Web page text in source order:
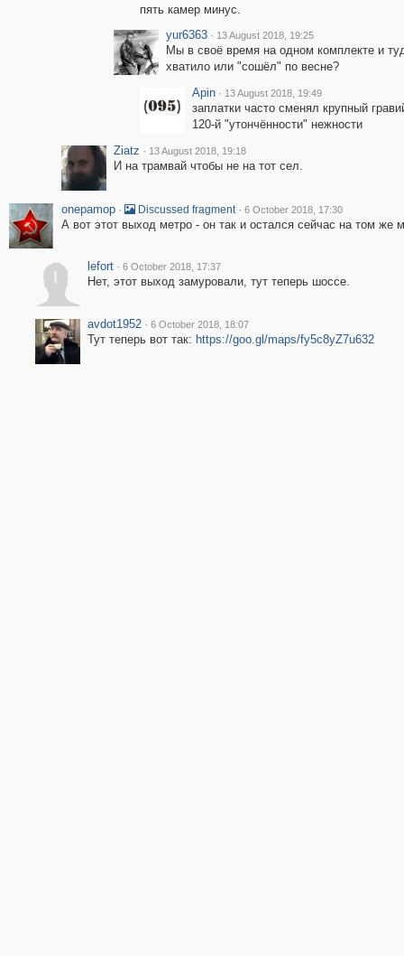
пять камер минус.
yur6363 · 13 August 2018, 19:25
Мы в своё время на одном комплекте и
хватило или "сошёл" по весне?
Apin · 13 August 2018, 19:49
заплатки часто сменял крупный
120-й "утончённости" нежности
Ziatz · 13 August 2018, 19:18
И на трамвай чтобы не на тот сел.
onepamop · Discussed fragment · 6 October 2018, 17:30
А вот этот выход метро - он так и остался сейчас на том же
lefort · 6 October 2018, 17:37
Нет, этот выход замуровали, тут теперь шоссе.
avdot1952 · 6 October 2018, 18:07
Тут теперь вот так: https://goo.gl/maps/fy5c8yZ7u632